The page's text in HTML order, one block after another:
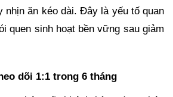
nhịn ăn kéo dài. Đây là yếu tố quan
quen sinh hoạt bền vững sau giảm
dõi 1:1 trong 6 tháng